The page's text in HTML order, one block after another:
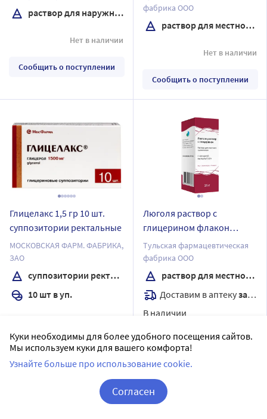
спиртовой 80 мл
раствор для наружного применения
Нет в наличии
Сообщить о поступлении
фабрика ООО
раствор для местного применения
Нет в наличии
Сообщить о поступлении
Глицелакс 1,5 гр 10 шт.
суппозитории ректальные
МОСКОВСКАЯ ФАРМ. ФАБРИКА,
ЗАО
суппозитории ректальные
10 шт в уп.
201.90₽
Сообщить о поступлении
Люголя раствор с
глицерином флакон
раствор для местного
применения 25 гр
комплектность насадка-
распылитель
Тульская фармацевтическая
фабрика ООО
раствор для местного применения
Доставим в аптекузавтра
В наличии
Купить
Куки необходимы для более удобного посещения сайтов.
Мы используем куки для вашего комфорта!
Узнайте больше про использование cookie.
Согласен